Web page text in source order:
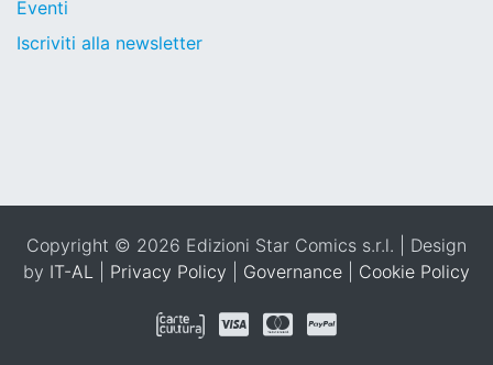
Eventi
Iscriviti alla newsletter
Copyright © 2026 Edizioni Star Comics s.r.l. | Design
by IT-AL Privacy Policy Governance Cookie Policy